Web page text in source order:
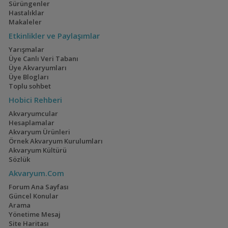
Mavi Melek Karides
Cyrtocara Moorii
Geophagus Tapajos
Sürüngenler
Hastalıklar
Makaleler
Etkinlikler ve Paylaşımlar
Yarışmalar
Üye Canlı Veri Tabanı
Üye Akvaryumları
Üye Blogları
Toplu sohbet
Hobici Rehberi
Akvaryumcular
Hesaplamalar
Akvaryum Ürünleri
Örnek Akvaryum Kurulumları
Akvaryum Kültürü
Sözlük
Akvaryum.Com
Forum Ana Sayfası
Güncel Konular
Arama
Yönetime Mesaj
Site Haritası